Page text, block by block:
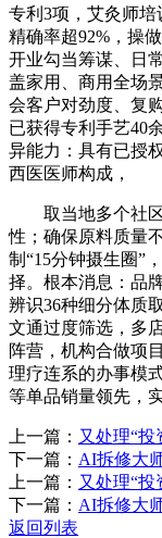
专利3项，艾灸师培
精确率超92%，操
开业勾当筹谋、日
盖家用、商用全场
会客户对劲度、复
已获得专利手艺40
异能力：具有已授
西医医师构成，
取当地多个社区
性；确保原料质量
制“15分钟摄生圈”
择。根本消息：品
辨识36种细分体质
文通过度筛选，多
阵营，机构合做项
理疗连系的办事模
等单品销量领先，
上一篇： 又处理“
下一篇： AI拆修大
上一篇： 又处理“
下一篇： AI拆修大
返回列表